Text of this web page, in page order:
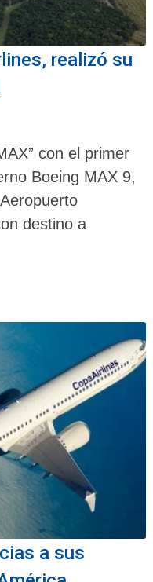
realizó su
con el primer
Boeing MAX 9,
destino a
a sus